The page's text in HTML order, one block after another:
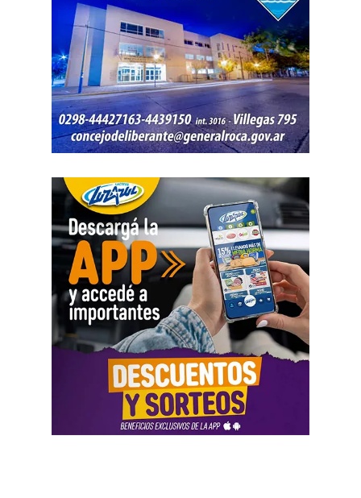
él mismo presentó. Ese documento informó un promedio
de ingresos durante un período determinado y consignó
una relación laboral con una de las empresas. El fallo
aclaró que esos datos no reflejaban necesariamente la
totalidad de los recursos, ya que existían otras
participaciones comerciales acreditadas en la causa.
El informe bancario añadió otro elemento. La cuenta
saldos durante varios meses. La sentencia tomó esos
movimientos como parte del análisis patrimonial, aunque
no los consideró suficientes para establecer por sí solos
una cifra definitiva.
Las declaraciones testimoniales completaron el cuadro.
Varias personas hablaron sobre locales gastronómicos,
viajes al exterior, vehículos y nivel de vida. Otro
testimonio mencionó la relación del progenitor con una
empresa que ocupaba un inmueble comercial.
Aun con ese conjunto de pruebas, la jueza señaló que
faltó documentación contable específica. También
sostuvo que el progenitor estaba en mejores condiciones